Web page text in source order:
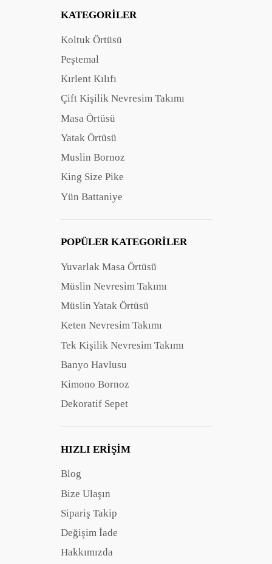
KATEGORILER
Koltuk Örtüsü
Peştemal
Kırlent Kılıfı
Çift Kişilik Nevresim Takımı
Masa Örtüsü
Yatak Örtüsü
Muslin Bornoz
King Size Pike
Yün Battaniye
POPÜLER KATEGORILER
Yuvarlak Masa Örtüsü
Müslin Nevresim Takımı
Müslin Yatak Örtüsü
Keten Nevresim Takımı
Tek Kişilik Nevresim Takımı
Banyo Havlusu
Kimono Bornoz
Dekoratif Sepet
HIZLI ERIŞIM
Blog
Bize Ulaşın
Sipariş Takip
Değişim İade
Hakkımızda